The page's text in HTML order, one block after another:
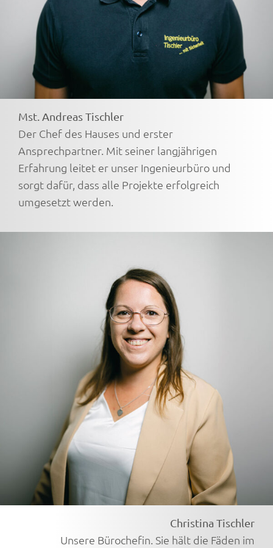
Mst. Andreas Tischler
Der Chef des Hauses und erster
Ansprechpartner. Mit seiner langjährigen
Erfahrung leitet er unser Ingenieurbüro und
sorgt dafür, dass alle Projekte erfolgreich
umgesetzt werden.
Christina Tischler
Unsere Bürochefin. Sie hält die Fäden im